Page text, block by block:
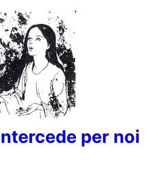
per noi